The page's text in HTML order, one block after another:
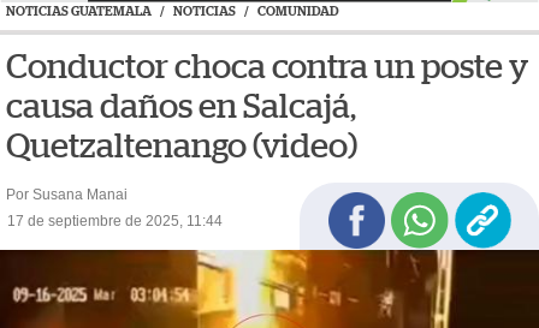
NOTICIAS GUATEMALA / NOTICIAS / COMUNIDAD
Conductor choca contra un poste y
causa daños en Salcajá,
Quetzaltenango (video)
Por Susana Manai
17 de septiembre de 2025, 11:44